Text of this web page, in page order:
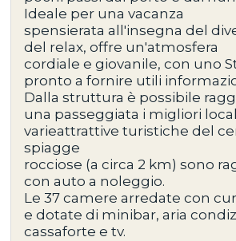
Ideale per una vacanza
spensierata all'insegna del
del relax, offre un'atmosfera
cordiale e giovanile, con uno
pronto a fornire utili
Dalla struttura è possibile
una passeggiata i migliori
varieattrattive turistiche del
spiagge
rocciose (a circa 2 km) sono
con auto a noleggio.
Le 37 camere arredate con
e dotate di minibar, aria
cassaforte e tv.